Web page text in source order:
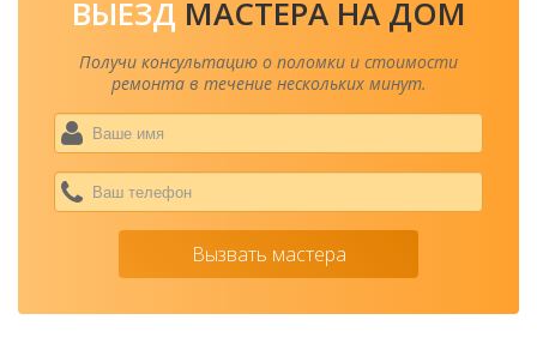
ВЫЕЗД МАСТЕРА НА ДОМ
Получи консультацию о поломки и стоимости
ремонта в течение нескольких минут.
Вызвать мастера